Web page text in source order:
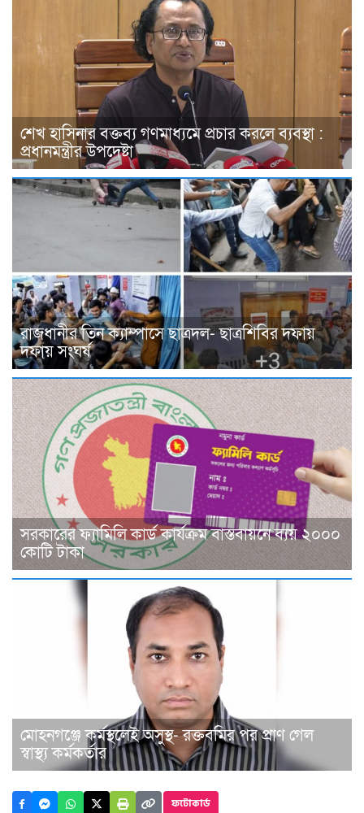
শেখ হাসিনার বক্তব্য গণমাধ্যমে প্রচার করলে ব্যবস্থা :
প্রধানমন্ত্রীর উপদেষ্টা
রাজধানীর তিন ক্যাম্পাসে ছাত্রদল- ছাত্রশিবির দফায়
দফায় সংঘর্ষ
সরকারের ফ্যামিলি কার্ড কার্যক্রম বাস্তবায়নে ব্যয় ২০০০
কোটি টাকা
মোহনগঞ্জে কর্মস্থলেই অসুস্থ- রক্তবমির পর প্রাণ গেল
স্বাস্থ্য কর্মকর্তার
ফটোকার্ড